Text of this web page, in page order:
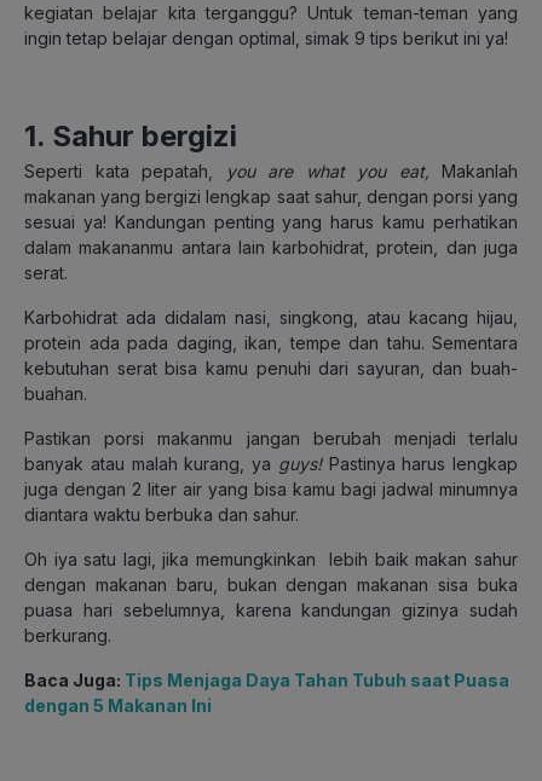
kegiatan belajar kita terganggu? Untuk teman-teman yang
ingin tetap belajar dengan optimal, simak 9 tips berikut ini ya!
1. Sahur bergizi
Seperti kata pepatah, you are what you eat, Makanlah
makanan yang bergizi lengkap saat sahur, dengan porsi yang
sesuai ya! Kandungan penting yang harus kamu perhatikan
dalam makananmu antara lain karbohidrat, protein, dan juga
serat.
Karbohidrat ada didalam nasi, singkong, atau kacang hijau,
protein ada pada daging, ikan, tempe dan tahu. Sementara
kebutuhan serat bisa kamu penuhi dari sayuran, dan buah-
buahan.
Pastikan porsi makanmu jangan berubah menjadi terlalu
banyak atau malah kurang, ya guys!Pastinya harus lengkap
juga dengan 2 liter air yang bisa kamu bagi jadwal minumnya
diantara waktu berbuka dan sahur.
Oh iya satu lagi, jika memungkinkan lebih baik makan sahur
dengan makanan baru, bukan dengan makanan sisa buka
puasa hari sebelumnya, karena kandungan gizinya sudah
berkurang.
Baca Juga: Tips Menjaga Daya Tahan Tubuh saat Puasa
dengan 5 Makanan Ini